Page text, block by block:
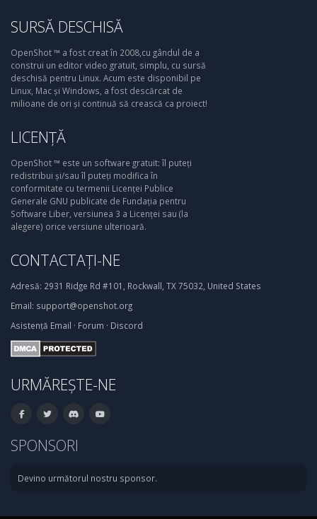
SURSĂ DESCHISĂ
OpenShot ™ a fost creat în 2008,cu gândul de a
construi un editor video gratuit, simplu, cu sursă
deschisă pentru Linux. Acum este disponibil pe
Linux, Mac și Windows, a fost descărcat de
milioane de ori și continuă să crească ca proiect!
LICENȚĂ
OpenShot ™ este un software gratuit: îl puteți
redistribui și/sau îl puteți modifica în
conformitate cu termenii Licenței Publice
Generale GNU publicate de Fundația pentru
Software Liber, versiunea 3 a Licenței sau (la
alegere) orice versiune ulterioară.
CONTACTAȚI-NE
Adresă: 2931 Ridge Rd #101, Rockwall, TX 75032, United States
Email: support@openshot.org
Asistență Email · Forum · Discord
URMĂREȘTE-NE
SPONSORI
Devino următorul nostru sponsor.